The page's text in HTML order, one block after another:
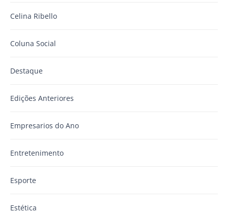
Celina Ribello
Coluna Social
Destaque
Edições Anteriores
Empresarios do Ano
Entretenimento
Esporte
Estética